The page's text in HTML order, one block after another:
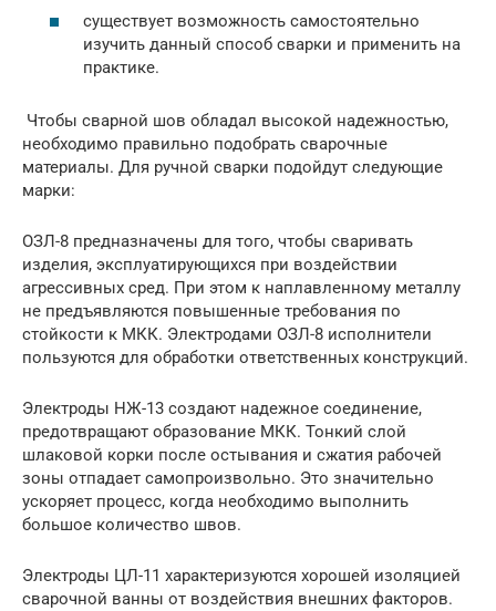
существует возможность самостоятельно
изучить данный способ сварки и применить на
практике.
Чтобы сварной шов обладал высокой надежностью,
необходимо правильно подобрать сварочные
материалы. Для ручной сварки подойдут следующие
марки:
ОЗЛ-8 предназначены для того, чтобы сваривать
изделия, эксплуатирующихся при воздействии
агрессивных сред. При этом к наплавленному металлу
не предъявляются повышенные требования по
стойкости к МКК. Электродами ОЗЛ-8 исполнители
пользуются для обработки ответственных конструкций.
Электроды НЖ-13 создают надежное соединение,
предотвращают образование МКК. Тонкий слой
шлаковой корки после остывания и сжатия рабочей
зоны отпадает самопроизвольно. Это значительно
ускоряет процесс, когда необходимо выполнить
большое количество швов.
Электроды ЦЛ-11 характеризуются хорошей изоляцией
сварочной ванны от воздействия внешних факторов.